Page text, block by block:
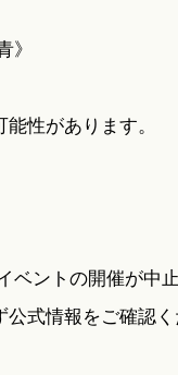
》
性があります。
ベントの開催が中
式情報をご確認